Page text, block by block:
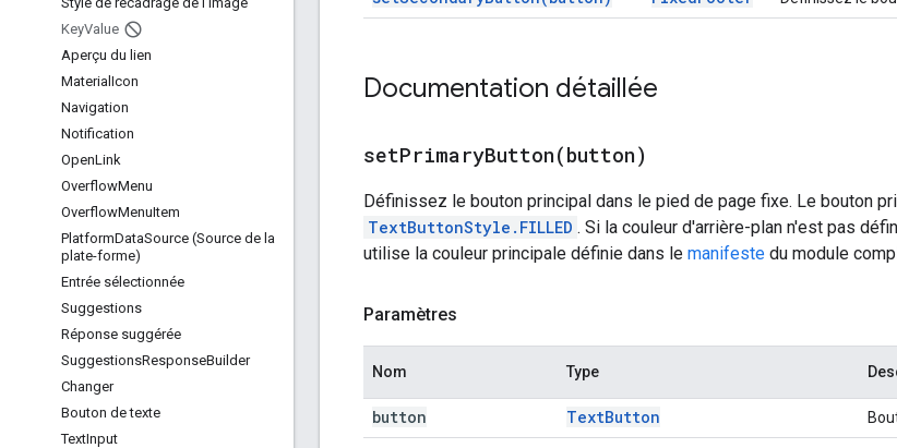
KeyValue
Aperçu du lien
Material Icon
Navigation
Notification
OpenLink
OverflowMenu
OverflowMenuItem
PlatformDataSource (Source de la
plate-forme)
Entrée sélectionnée
Suggestions
Réponse suggérée
SuggestionsResponseBuilder
Changer
Bouton de texte
TextInput
Documentation détaillée
setPrimaryButton(button)
Définissez le bouton principal dans le pied de page fixe. Le bouton
TextButtonStyle.FILLED . Si la couleur d'arrière-plan n'est pas
utilise la couleur principale définie dans le manifeste du module
Paramètres
Nom Type
button TextButton